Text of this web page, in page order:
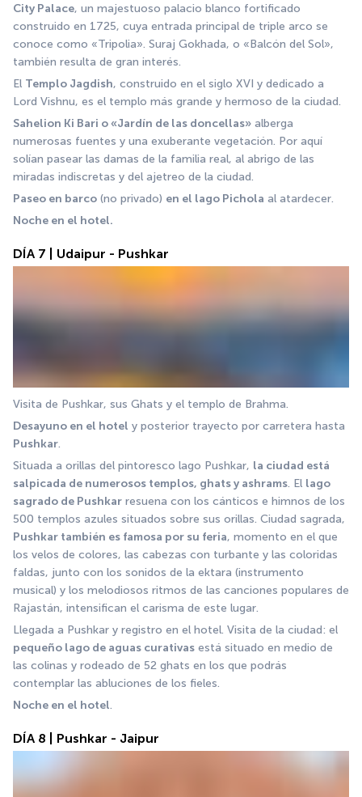
City Palace, un majestuoso palacio blanco fortificado
construido en 1725, cuya entrada principal de triple arco se
conoce como «Tripolia». Suraj Gokhada, o «Balcón del Sol»,
también resulta de gran interés.
El Templo Jagdish, construido en el siglo XVI y dedicado a
Lord Vishnu, es el templo más grande y hermoso de la ciudad.
Sahelion Ki Bari o «Jardín de las doncellas» alberga
numerosas fuentes y una exuberante vegetación. Por aquí
solían pasear las damas de la familia real, al abrigo de las
miradas indiscretas y del ajetreo de la ciudad.
Paseo en barco (no privado) en el lago Pichola al atardecer.
Noche en el hotel.
DÍA 7 | Udaipur - Pushkar
Visita de Pushkar, sus Ghats y el templo de Brahma.
Desayuno en el hotel
Pushkar.
Situada a orillas del pintoresco lago Pushkar, la ciudad está
salpicada de numerosos templos, ghats y ashrams. El lago
sagrado de Pushkar resuena con los cánticos e himnos de los
Pushkar también es famosa por su feria, momento en el que
los velos de colores, las cabezas con turbante y las coloridas
faldas, junto con los sonidos de la ektara (instrumento
musical) y los melodiosos ritmos de las canciones populares de
Rajastán, intensifican el carisma de este lugar.
pequeño lago de aguas curativas está situado en medio de
las colinas y rodeado de 52 ghats en los que podrás
contemplar las abluciones de los fieles.
Noche en el hotel.
DÍA 8 | Pushkar - Jaipur